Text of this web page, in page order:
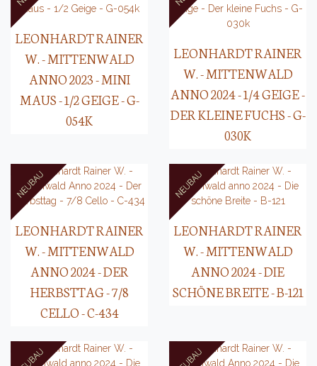
LEONHARDT RAINER
W. - MITTENWALD
ANNO 2023 - MINI
MAUS - 1/2 GEIGE - G-
054K
LEONHARDT RAINER
W. - MITTENWALD
ANNO 2024 - 1/4 GEIGE -
DER KLEINE FUCHS - G-
030K
LEONHARDT RAINER
W. - MITTENWALD
ANNO 2024 - DER
HERBSTTAG - 7/8
CELLO - C-434
LEONHARDT RAINER
W. - MITTENWALD
ANNO 2024 - DIE
SCHÖNE BREITE - B-121